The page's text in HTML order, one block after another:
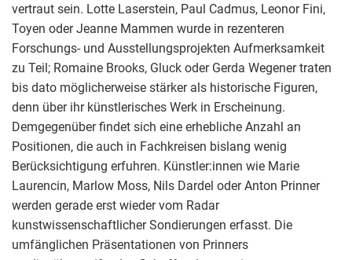
vertraut sein. Lotte Laserstein, Paul Cadmus, Leonor Fini,
Toyen oder Jeanne Mammen wurde in rezenteren
Forschungs- und Ausstellungsprojekten Aufmerksamkeit
zu Teil; Romaine Brooks, Gluck oder Gerda Wegener traten
bis dato möglicherweise stärker als historische Figuren,
denn über ihr künstlerisches Werk in Erscheinung.
Demgegenüber findet sich eine erhebliche Anzahl an
Positionen, die auch in Fachkreisen bislang wenig
Berücksichtigung erfuhren. Künstler:innen wie Marie
Laurencin, Marlow Moss, Nils Dardel oder Anton Prinner
werden gerade erst wieder vom Radar
kunstwissenschaftlicher Sondierungen erfasst. Die
umfänglichen Präsentationen von Prinners